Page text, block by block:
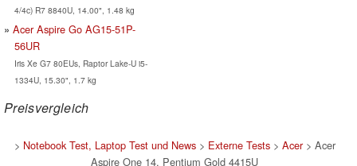
4/4c) R7 8840U, 14.00", 1.48 kg
Acer Aspire Go AG15-51P-
56UR
Iris Xe G7 80EUs, Raptor Lake-U i5-
1334U, 15.30", 1.7 kg
Preisvergleich
> Notebook Test, Laptop Test und News> Externe Tests> Acer> Acer
Aspire One 14, Pentium Gold 4415U